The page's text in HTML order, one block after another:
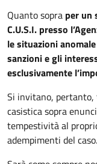
Quanto sopra per un
C.U.S.I. presso
le situazioni
sanzioni e gli
esclusivamente
Si invitano,
casistica sopra
tempestività al
adempimenti del caso.